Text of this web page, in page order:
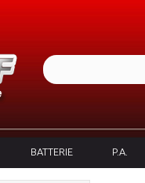
BATTERIE P.A.